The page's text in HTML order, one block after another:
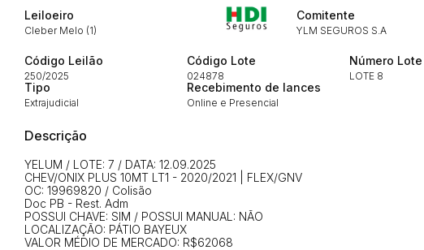
Leiloeiro
Cleber Melo (1)
Comitente
YLM SEGUROS S.A
Código Leilão
250/2025
Código Lote
024878
Número Lote
LOTE 8
Tipo
Extrajudicial
Recebimento de lances
Online e Presencial
Descrição
YELUM / LOTE: 7 / DATA: 12.09.2025
CHEV/ONIX PLUS 10MT LT1 - 2020/2021 | FLEX/GNV
OC: 19969820 / Colisão
Doc PB - Rest. Adm
POSSUI CHAVE: SIM / POSSUI MANUAL: NÃO
LOCALIZAÇÃO: PÁTIO BAYEUX
VALOR MÉDIO DE MERCADO: R$62068
Envie sua Proposta